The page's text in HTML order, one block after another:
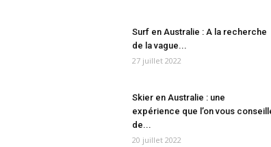
Surf en Australie : A la recherche
de la vague...
27 juillet 2022
Skier en Australie : une
expérience que l’on vous
de...
20 juillet 2022